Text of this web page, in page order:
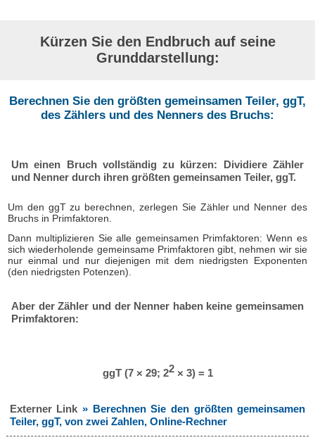
Kürzen Sie den Endbruch auf seine
Grunddarstellung:
Berechnen Sie den größten gemeinsamen Teiler, ggT,
des Zählers und des Nenners des Bruchs:
Um einen Bruch vollständig zu kürzen: Dividiere Zähler
und Nenner durch ihren größten gemeinsamen Teiler, ggT.
Um den ggT zu berechnen, zerlegen Sie Zähler und Nenner des
Bruchs in Primfaktoren.
Dann multiplizieren Sie alle gemeinsamen Primfaktoren: Wenn es
sich wiederholende gemeinsame Primfaktoren gibt, nehmen wir sie
nur einmal und nur diejenigen mit dem niedrigsten Exponenten
(den niedrigsten Potenzen).
Aber der Zähler und der Nenner haben keine gemeinsamen
Primfaktoren:
ggT (7 × 29; 22× 3) = 1
Externer Link» Berechnen Sie den größten gemeinsamen
Teiler, ggT, von zwei Zahlen, Online-Rechner